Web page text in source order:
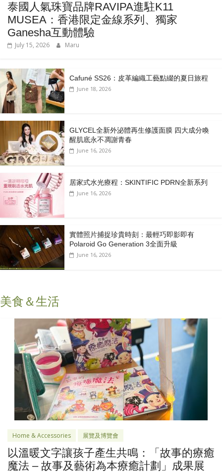
泰國人氣珠寶品牌RAVIPA進駐K11
MUSEA：香港限定金線系列、獨家
Ganesha互動體驗
July 15, 2026 Maru
Cafuné SS26：皮革編織工藝點綴的夏日旅程
June 18, 2026
GLYCEL全新外泌體再生修護面膜 四大成分喚
醒肌底永不凋謝青春
June 16, 2026
居家式水光療程：SKINTIFIC PDRN全新系列
June 16, 2026
實體照片捕捉珍貴時刻：最輕巧即影即有
Polaroid Go Generation 3全面升級
June 16, 2026
美食＆生活
Home & Accessories 展覽及博覽會
以溫暖文字讓孩子產生共鳴：「故事的療癒
魔法 – 故事及藝術為本療癒計劃」成果展